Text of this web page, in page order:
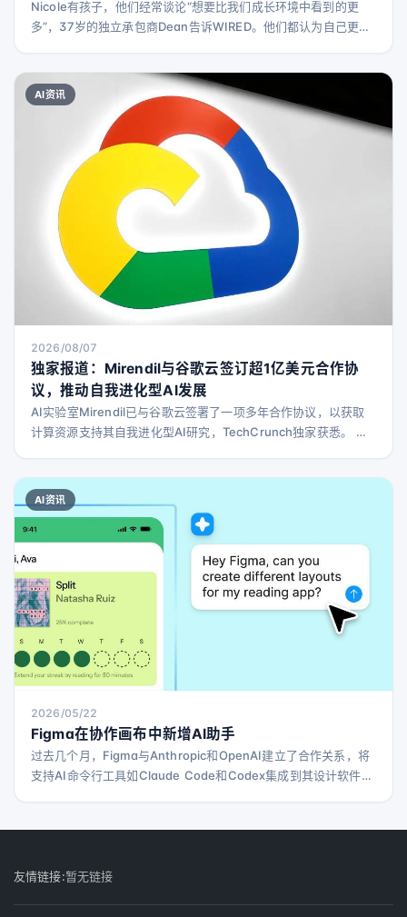
Nicole有孩子，他们经常谈论“想要比我们成长环境中看到的更
多”，37岁的独立承包商Dean告诉WIRED。他们都认为自己更倾
终同居，甚至谈过结婚，尽管Dean说这是单方面的想法。“她想
结婚，我暗地里不想。” 关系进行到第四年时，情况发生了变化。
到了2022年，Dean说“她让自
AI资讯
2026/08/07
独家报道：Mirendil与谷歌云签订超1亿美元合作协
议，推动自我进化型AI发展
AI实验室Mirendil已与谷歌云签署了一项多年合作协议，以获取
计算资源支持其自我进化型AI研究，TechCrunch独家获悉。 这
障扩展需求。 Mirendil联合创始人兼CEO Behnam Neyshabur
告诉TechCrunch，这笔交易金额超过1亿美元，约为Mirend
AI资讯
2026/05/22
Figma在协作画布中新增AI助手
过去几个月，Figma与Anthropic和OpenAI建立了合作关系，将
支持AI命令行工具如Claude Code和Codex集成到其设计软件
公司称，这款A
友情链接:暂无链接